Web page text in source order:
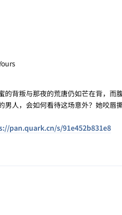
背叛与那夜的荒唐仍如芒在背，而
人，会如何看待这场意外？她咬唇
pan.quark.cn/s/91e452b831e8